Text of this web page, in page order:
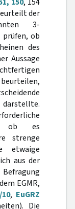
der
3-
prüfen, ob
des
Aussage
ob es
strenge
etwaige
aus der
EGMR,
10, EuGRZ
Die